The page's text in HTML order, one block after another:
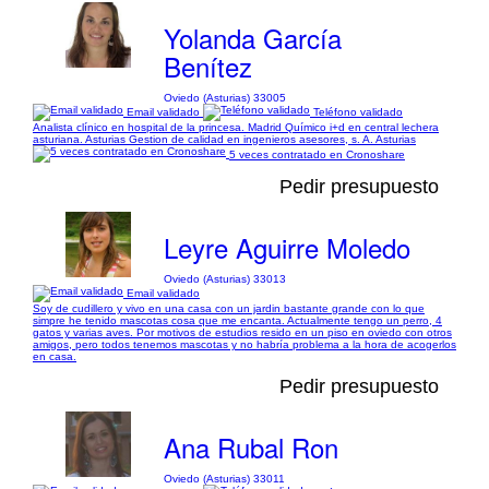
Yolanda García
Benítez
Oviedo (Asturias) 33005
Email validado
Teléfono validado
Analista clínico en hospital de la princesa. Madrid Químico i+d en central lechera
asturiana. Asturias Gestion de calidad en ingenieros asesores, s. A. Asturias
5 veces contratado en Cronoshare
Pedir presupuesto
Leyre Aguirre Moledo
Oviedo (Asturias) 33013
Email validado
Soy de cudillero y vivo en una casa con un jardin bastante grande con lo que
simpre he tenido mascotas cosa que me encanta. Actualmente tengo un perro, 4
gatos y varias aves. Por motivos de estudios resido en un piso en oviedo con otros
amigos, pero todos tenemos mascotas y no habría problema a la hora de acogerlos
en casa.
Pedir presupuesto
Ana Rubal Ron
Oviedo (Asturias) 33011